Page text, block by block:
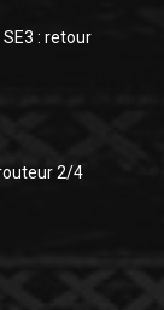
SE3 : retour
2/4